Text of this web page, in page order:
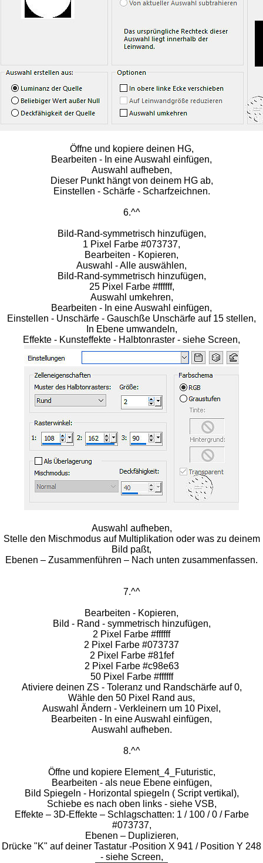
Öffne und kopiere deinen HG,
Bearbeiten - In eine Auswahl einfügen,
Auswahl aufheben,
Dieser Punkt hängt von deinem HG ab,
Einstellen - Schärfe - Scharfzeichnen.
6.^^
Bild-Rand-symmetrisch hinzufügen,
1 Pixel Farbe #073737,
Bearbeiten - Kopieren,
Auswahl - Alle auswählen,
Bild-Rand-symmetrisch hinzufügen,
25 Pixel Farbe #ffffff,
Auswahl umkehren,
Bearbeiten - In eine Auswahl einfügen,
Einstellen - Unschärfe - Gauschße Unschärfe auf 15 stellen,
In Ebene umwandeln,
Effekte - Kunsteffekte - Halbtonraster - siehe Screen,
Auswahl aufheben,
Stelle den Mischmodus auf Multiplikation oder was zu deinem
Bild paßt,
Ebenen – Zusammenführen – Nach unten zusammenfassen.
7.^^
Bearbeiten - Kopieren,
Bild - Rand - symmetrisch hinzufügen,
2 Pixel Farbe #ffffff
2 Pixel Farbe #073737
2 Pixel Farbe #81fef
2 Pixel Farbe #c98e63
50 Pixel Farbe #ffffff
Ativiere deinen ZS - Toleranz und Randschärfe auf 0,
Wähle den 50 Pixel Rand aus,
Auswahl Ändern - Verkleinern um 10 Pixel,
Bearbeiten - In eine Auswahl einfügen,
Auswahl aufheben.
8.^^
Öffne und kopiere Element_4_Futuristic,
Bearbeiten - als neue Ebene einfügen,
Bild Spiegeln - Horizontal spiegeln ( Script vertikal),
Schiebe es nach oben links - siehe VSB,
Effekte – 3D-Effekte – Schlagschatten: 1 / 100 / 0 / Farbe
#073737,
Ebenen – Duplizieren,
Drücke "K" auf deiner Tastatur -Position X 941 / Position Y 248
- siehe Screen,